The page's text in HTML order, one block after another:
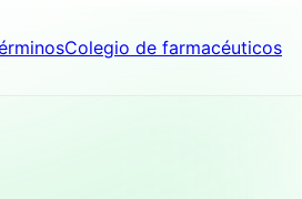
Colegio de farmacéuticos